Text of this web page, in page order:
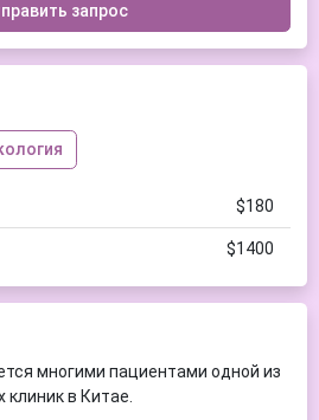
запрос
$180
$1400
многими пациентами одной из
клиник в Китае.